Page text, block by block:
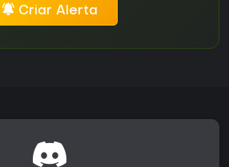
Criar Alerta